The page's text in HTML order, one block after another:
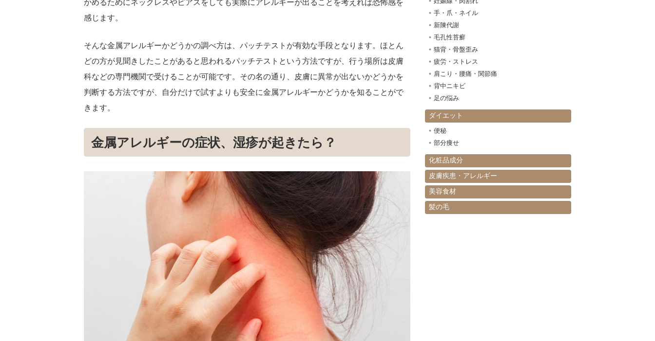
かめるためにネックレスやピアスをしても実際にアレルギーが出ることを考えれば恐怖感を
感じます。
そんな金属アレルギーかどうかの調べ方は、パッチテストが有効な手段となります。ほとん
どの方が見聞きしたことがあると思われるパッチテストという方法ですが、行う場所は皮膚
科などの専門機関で受けることが可能です。その名の通り、皮膚に異常が出ないかどうかを
判断する方法ですが、自分だけで試すよりも安全に金属アレルギーかどうかを知ることがで
きます。
金属アレルギーの症状、湿疹が起きたら？
手・爪・ネイル
新陳代謝
毛孔性苔癬
猫背・骨盤歪み
疲労・ストレス
肩こり・腰痛・関節痛
背中ニキビ
足の悩み
ダイエット
便秘
部分痩せ
化粧品成分
皮膚疾患・アレルギー
美容食材
髪の毛